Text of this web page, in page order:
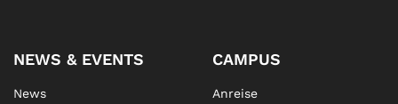
NEWS & EVENTS
News
CAMPUS
Anreise